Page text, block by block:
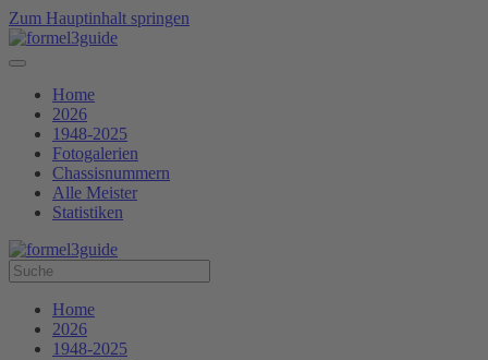
Zum Hauptinhalt springen
Home
2026
1948-2025
Fotogalerien
Chassisnummern
Alle Meister
Statistiken
Home
2026
1948-2025